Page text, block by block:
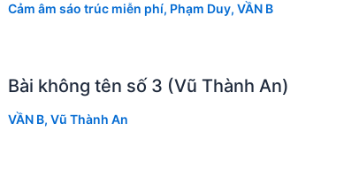
Cảm âm sáo trúc miễn phí, Phạm Duy, VẦN B
Bài không tên số 3 (Vũ Thành An)
VẦN B, Vũ Thành An